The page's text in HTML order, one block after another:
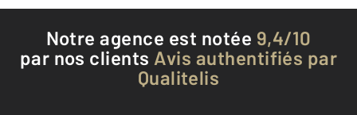
Notre agence est notée 9,4/10
par nos clients Avis authentifiés par
Qualitelis